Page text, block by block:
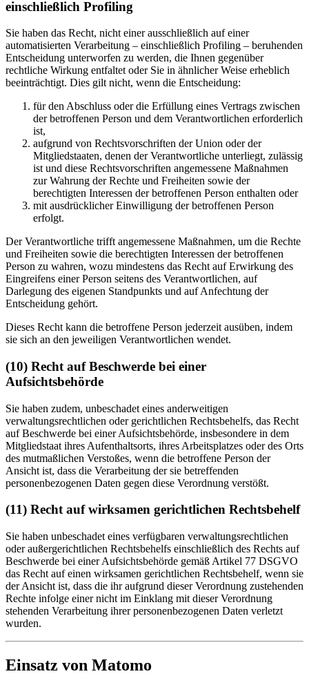
einschließlich Profiling
Sie haben das Recht, nicht einer ausschließlich auf einer
automatisierten Verarbeitung – einschließlich Profiling – beruhenden
Entscheidung unterworfen zu werden, die Ihnen gegenüber
rechtliche Wirkung entfaltet oder Sie in ähnlicher Weise erheblich
beeinträchtigt. Dies gilt nicht, wenn die Entscheidung:
für den Abschluss oder die Erfüllung eines Vertrags zwischen
der betroffenen Person und dem Verantwortlichen erforderlich
ist,
aufgrund von Rechtsvorschriften der Union oder der
Mitgliedstaaten, denen der Verantwortliche unterliegt, zulässig
ist und diese Rechtsvorschriften angemessene Maßnahmen
zur Wahrung der Rechte und Freiheiten sowie der
berechtigten Interessen der betroffenen Person enthalten oder
mit ausdrücklicher Einwilligung der betroffenen Person
erfolgt.
Der Verantwortliche trifft angemessene Maßnahmen, um die Rechte
und Freiheiten sowie die berechtigten Interessen der betroffenen
Person zu wahren, wozu mindestens das Recht auf Erwirkung des
Eingreifens einer Person seitens des Verantwortlichen, auf
Darlegung des eigenen Standpunkts und auf Anfechtung der
Entscheidung gehört.
Dieses Recht kann die betroffene Person jederzeit ausüben, indem
sie sich an den jeweiligen Verantwortlichen wendet.
(10) Recht auf Beschwerde bei einer
Aufsichtsbehörde
Sie haben zudem, unbeschadet eines anderweitigen
verwaltungsrechtlichen oder gerichtlichen Rechtsbehelfs, das Recht
auf Beschwerde bei einer Aufsichtsbehörde, insbesondere in dem
Mitgliedstaat ihres Aufenthaltsorts, ihres Arbeitsplatzes oder des Orts
des mutmaßlichen Verstoßes, wenn die betroffene Person der
Ansicht ist, dass die Verarbeitung der sie betreffenden
personenbezogenen Daten gegen diese Verordnung verstößt.
(11) Recht auf wirksamen gerichtlichen Rechtsbehelf
Sie haben unbeschadet eines verfügbaren verwaltungsrechtlichen
oder außergerichtlichen Rechtsbehelfs einschließlich des Rechts auf
Beschwerde bei einer Aufsichtsbehörde gemäß Artikel 77 DSGVO
das Recht auf einen wirksamen gerichtlichen Rechtsbehelf, wenn sie
der Ansicht ist, dass die ihr aufgrund dieser Verordnung zustehenden
Rechte infolge einer nicht im Einklang mit dieser Verordnung
stehenden Verarbeitung ihrer personenbezogenen Daten verletzt
wurden.
Einsatz von Matomo